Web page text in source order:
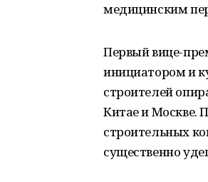
медицинским
Первый вице-
инициатором и
строителей
Китае и Москве.
строительных
существенно